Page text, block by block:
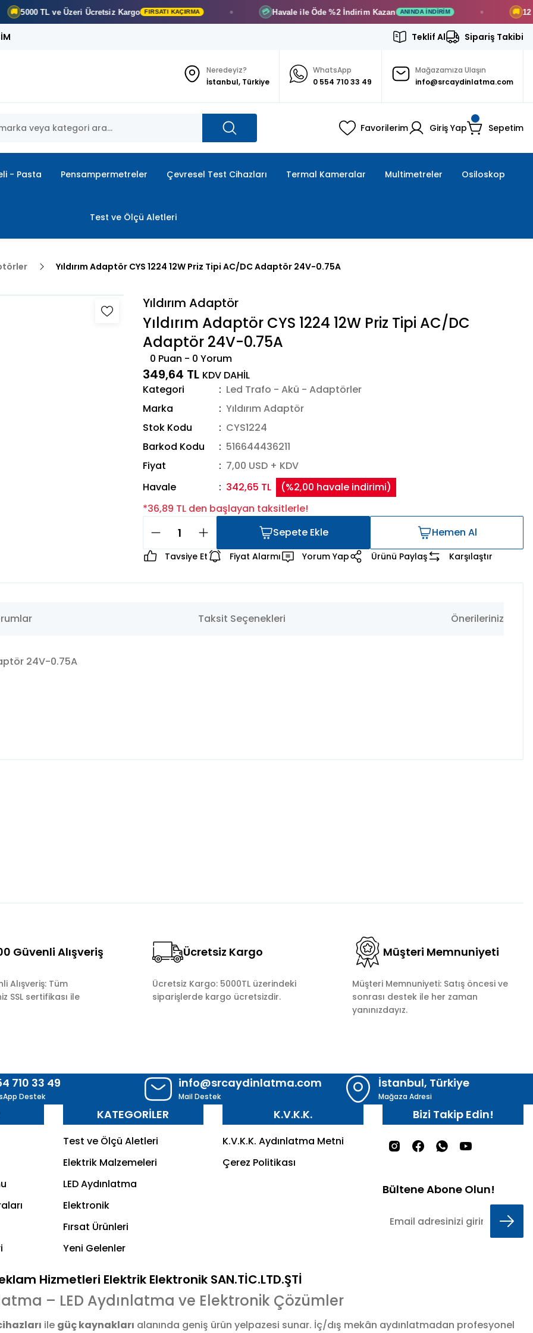
TL ve ÜzeriÜcretsiz Kargo FIRSATI KAÇIRMA Havale ile Öde%2 İndirim Kazan ANINDA İNDIRIM 12 Ay
Teklif Al Sipariş Takibi
Neredeyiz?
İstanbul, Türkiye
WhatsApp
0 554 710 33 49
Mağazamıza Ulaşın
info@srcaydinlatma.com
Favorilerim Giriş Yap Sepetim
- Pasta Pensampermetreler Çevresel Test Cihazları Termal Kameralar Multimetreler Osiloskop
Test ve Ölçü Aletleri
Yıldırım Adaptör CYS 1224 12W Priz Tipi AC/DC Adaptör 24V-0.75A
Yıldırım Adaptör
Yıldırım Adaptör CYS 1224 12W Priz Tipi AC/DC
Adaptör 24V-0.75A
0 Puan - 0 Yorum
349,64 TL KDV DAHİL
Kategori
Led Trafo - Akü - Adaptörler
Marka
Yıldırım Adaptör
Stok Kodu
CYS1224
Barkod Kodu
516644436211
Fiyat
7,00 USD + KDV
Havale
342,65 TL
(%2,00 havale indirimi)
*36,89 TL den başlayan taksitlerle!
Sepete Ekle
Sepete Ekle
Hemen Al
Hemen Al
Tavsiye Et Fiyat Alarmı Yorum Yap Ürünü Paylaş Karşılaştır
Taksit Seçenekleri Önerileriniz
24V-0.75A
Güvenli Alışveriş
Alışveriş: Tüm
SSL sertifikası ile
Ücretsiz Kargo
Ücretsiz Kargo: 5000TL üzerindeki
siparişlerde kargo ücretsizdir.
Müşteri Memnuniyeti
Müşteri Memnuniyeti: Satış öncesi ve
sonrası destek ile her zaman
yanınızdayız.
710 33 49
Destek
info@srcaydinlatma.com
Mail Destek
İstanbul, Türkiye
Mağaza Adresi
KATEGORİLER
Test ve Ölçü Aletleri
Elektrik Malzemeleri
LED Aydınlatma
Elektronik
Fırsat Ürünleri
Yeni Gelenler
K.V.K.K.
K.V.K.K. Aydınlatma Metni
Çerez Politikası
Bizi Takip Edin!
Bültene Abone Olun!
Hizmetleri Elektrik Elektronik SAN.TİC.LTD.ŞTİ
– LED Aydınlatma ve Elektronik Çözümler
ile güç kaynakları alanında geniş ürün yelpazesi sunar. İç/dış mekân aydınlatmadan profesyonel